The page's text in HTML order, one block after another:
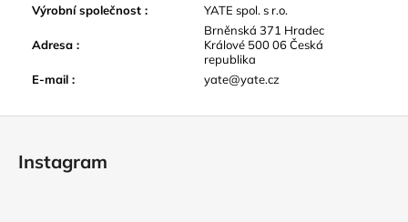
Výrobní společnost : YATE spol. s r.o.
Adresa :
Brněnská 371 Hradec
Králové 500 06 Česká
republika
E-mail : yate@yate.cz
Instagram